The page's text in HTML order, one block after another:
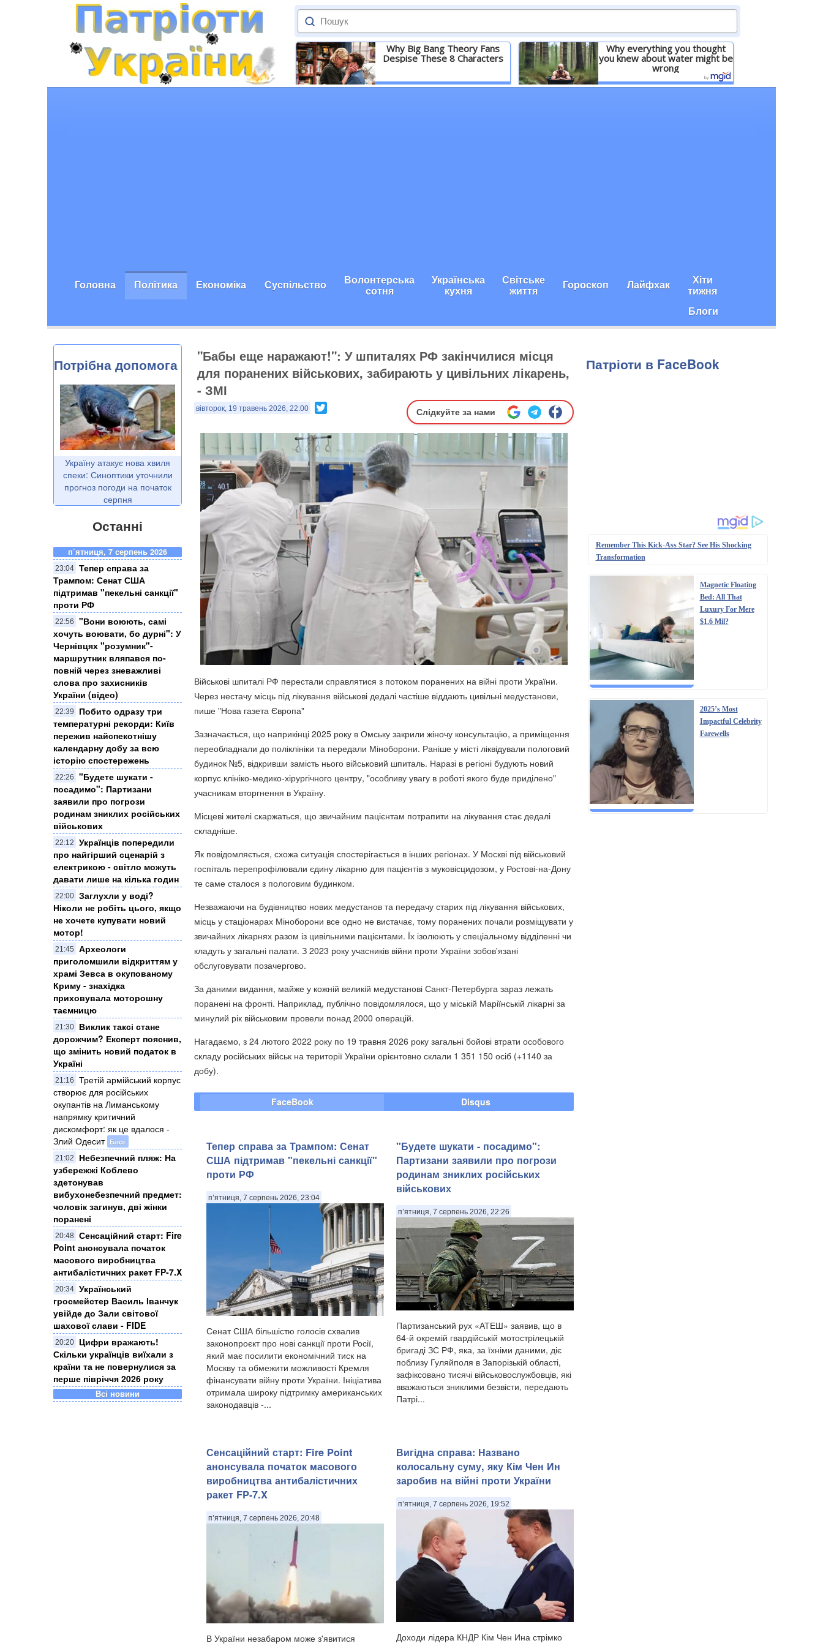
Why Big Bang Theory Fans
Despise These 8 Characters
Детальніше
Why everything you thought
you knew about water might be
wrong
Детальніше
Головна Політика Економіка Суспільство Волонтерська
сотня
Українська
кухня
Світське
життя Гороскоп Лайфхак Хіти
тижня
Блоги
Потрібна допомога
Україну атакує нова хвиля
спеки: Синоптики уточнили
прогноз погоди на початок
серпня
Останні
п’ятниця, 7 серпень 2026
23:04 Тепер справа за
Трампом: Сенат США
підтримав "пекельні санкції"
проти РФ
22:56
​"Вони воюють, самі
хочуть воювати, бо дурні": У
Чернівцях "розумник"-
маршрутник вляпався по-
повній через зневажливі
слова про захисників
України (відео)
22:39
Побито одразу три
температурні рекорди: Київ
пережив найспекотнішу
календарну добу за всю
історію спостережень
22:26
"Будете шукати -
посадимо": Партизани
заявили про погрози
родинам зниклих російських
військових
22:12
Українців попередили
про найгірший сценарій з
електрикою - світло можуть
давати лише на кілька годин
22:00 Заглухли у воді?
Ніколи не робіть цього, якщо
не хочете купувати новий
мотор!
21:45
Археологи
приголомшили відкриттям у
храмі Зевса в окупованому
Криму - знахідка
приховувала моторошну
таємницю
21:30
Виклик таксі стане
дорожчим? Експерт пояснив,
що змінить новий податок в
Україні
21:16
Третій армійський корпус
створює для російських
окупантів на Лиманському
напрямку критичний
дискомфорт: як це вдалося -
Злий Одесит Блог
21:02
Небезпечний пляж: На
узбережжі Коблево
здетонував
вибухонебезпечний предмет:
чоловік загинув, дві жінки
поранені
20:48 Сенсаційний старт: Fire
Point анонсувала початок
масового виробництва
антибалістичних ракет FP-7.X
20:34 Український
гросмейстер Василь Іванчук
увійде до Зали світової
шахової слави - FIDE
20:20
Цифри вражають!
Скільки українців виїхали з
країни та не повернулися за
перше півріччя 2026 року
Всі новини
"Бабы еще наражают!": У шпиталях РФ закінчилися місця
для поранених військових, забирають у цивільних лікарень,
- ЗМІ
вівторок, 19 травень 2026, 22:00 Слідкуйте за нами
Військові шпиталі РФ перестали справлятися з потоком поранених на війні проти України.
Через нестачу місць під лікування військові дедалі частіше віддають цивільні медустанови,
пише "Нова газета Європа"
Зазначається, що наприкінці 2025 року в Омську закрили жіночу консультацію, а приміщення
переобладнали до поліклініки та передали Міноборони. Раніше у місті ліквідували пологовий
будинок №5, відкривши замість нього військовий шпиталь. Наразі в регіоні будують новий
корпус клініко-медико-хірургічного центру, "особливу увагу в роботі якого буде приділено"
учасникам вторгнення в Україну.
Місцеві жителі скаржаться, що звичайним пацієнтам потрапити на лікування стає дедалі
складніше.
Як повідомляється, схожа ситуація спостерігається в інших регіонах. У Москві під військовий
госпіталь перепрофілювали єдину лікарню для пацієнтів з муковісцидозом, у Ростові-на-Дону
те саме сталося з пологовим будинком.
Незважаючи на будівництво нових медустанов та передачу старих під лікування військових,
місць у стаціонарах Міноборони все одно не вистачає, тому поранених почали розміщувати у
звичайних лікарнях разом із цивільними пацієнтами. Їх ізолюють у спеціальному відділенні чи
кладуть у загальні палати. З 2023 року учасників війни проти України зобов'язані
обслуговувати позачергово.
За даними видання, майже у кожній великій медустанові Санкт-Петербурга зараз лежать
поранені на фронті. Наприклад, публічно повідомлялося, що у міській Маріїнській лікарні за
минулий рік військовим провели понад 2000 операцій.
Нагадаємо, з 24 лютого 2022 року по 19 травня 2026 року загальні бойові втрати особового
складу російських військ на території України орієнтовно склали 1 351 150 осіб (+1140 за
добу).
FaceBook Disqus
Тепер справа за Трампом: Сенат
США підтримав "пекельні санкції"
проти РФ
п’ятниця, 7 серпень 2026, 23:04
Сенат США більшістю голосів схвалив
законопроєкт про нові санкції проти Росії,
який має посилити економічний тиск на
Москву та обмежити можливості Кремля
фінансувати війну проти України. Ініціатива
отримала широку підтримку американських
законодавців -...
"Будете шукати - посадимо":
Партизани заявили про погрози
родинам зниклих російських
військових
п’ятниця, 7 серпень 2026, 22:26
Партизанський рух «АТЕШ» заявив, що в
64-й окремій гвардійській мотострілецькій
бригаді ЗС РФ, яка, за їхніми даними, діє
поблизу Гуляйполя в Запорізькій області,
зафіксовано тисячі військовослужбовців, які
вважаються зниклими безвісти, передають
Патрі...
Сенсаційний старт: Fire Point
анонсувала початок масового
виробництва антибалістичних
ракет FP-7.X
п’ятниця, 7 серпень 2026, 20:48
В України незабаром може з'явитися
Вигідна справа: Названо
колосальну суму, яку Кім Чен Ин
заробив на війні проти України
п’ятниця, 7 серпень 2026, 19:52
Доходи лідера КНДР Кім Чен Ина стрімко
Патріоти в FaceBook
Remember This Kick-Ass Star? See His Shocking
Transformation
Magnetic Floating
Bed: All That
Luxury For Mere
$1.6 Mil?
2025’s Most
Impactful Celebrity
Farewells